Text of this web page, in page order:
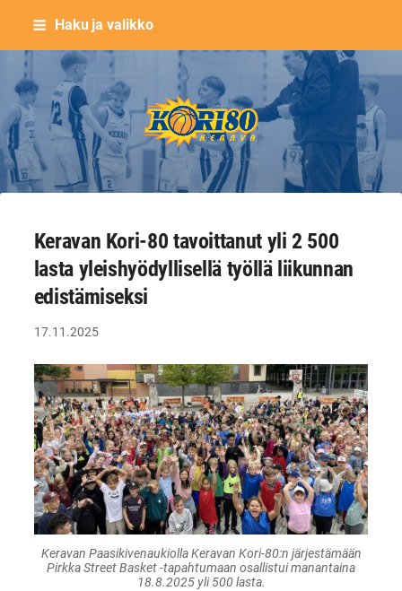
Siirry
sisältöön
Haku ja valikko
Keravan Kori-80 ry
Keravan Kori-80 tavoittanut yli 2 500
lasta yleishyödyllisellä työllä liikunnan
edistämiseksi
17.11.2025
Keravan Paasikivenaukiolla Keravan Kori-80:n järjestämään
Pirkka Street Basket -tapahtumaan osallistui manantaina
18.8.2025 yli 500 lasta.